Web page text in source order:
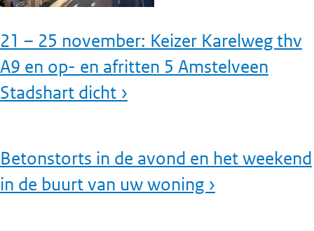
21 – 25 november: Keizer Karelweg thv
A9 en op- en afritten 5 Amstelveen
Stadshart dicht ›
Betonstorts in de avond en het weekend
in de buurt van uw woning ›